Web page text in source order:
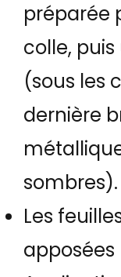
préparée
colle,
(sous les
dernière
sombres).
Les
apposées